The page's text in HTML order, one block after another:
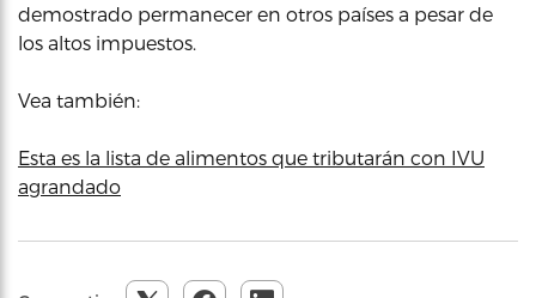
demostrado permanecer en otros países a pesar de
los altos impuestos.
Vea también:
Esta es la lista de alimentos que tributarán con IVU
agrandado